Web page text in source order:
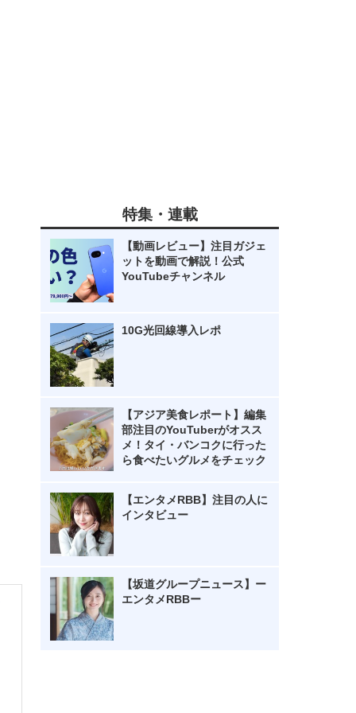
特集・連載
【動画レビュー】注目ガジェ
ットを動画で解説！公式
YouTubeチャンネル
10G光回線導入レポ
【アジア美食レポート】編集
部注目のYouTuberがオスス
メ！タイ・バンコクに行った
ら食べたいグルメをチェック
【エンタメRBB】注目の人に
インタビュー
【坂道グループニュース】ー
エンタメRBBー